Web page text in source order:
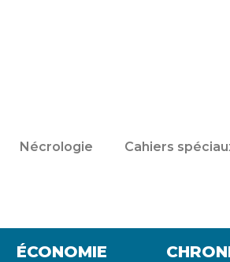
Nécrologie Cahiers
ÉCONOMIE